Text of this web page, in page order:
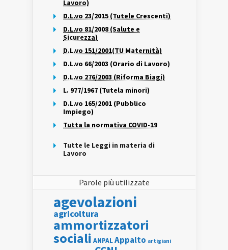
Lavoro)
D.L.vo 23/2015 (Tutele Crescenti)
D.L.vo 81/2008 (Salute e
Sicurezza)
D.L.vo 151/2001(TU Maternità)
D.L.vo 66/2003 (Orario di Lavoro)
D.L.vo 276/2003 (Riforma Biagi)
L. 977/1967 (Tutela minori)
D.L.vo 165/2001 (Pubblico
Impiego)
Tutta la normativa COVID-19
Tutte le Leggi in materia di
Lavoro
Parole più utilizzate
agevolazioni
agricoltura
ammortizzatori
sociali ANPALAppalto artigiani